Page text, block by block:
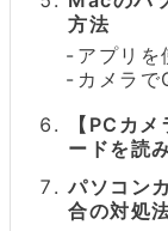
方法
アプリを
カメラ
【PCカ
ードを読
パソコン
合の対処